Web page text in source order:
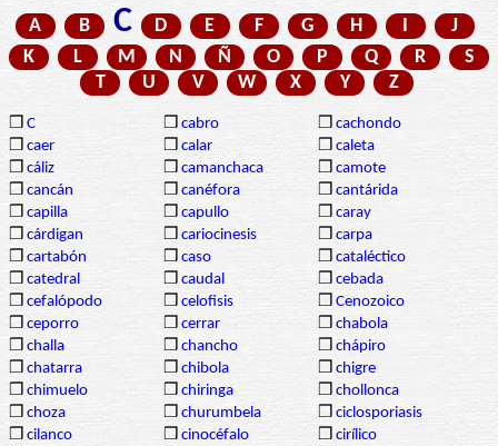
A B C D E F G H I
J
K
L M N Ñ O P Q R
S
T
U V W X Y Z
❒ C ❒ cabro ❒ cachondo
❒ caer ❒ calar ❒ caleta
❒ cáliz ❒ camanchaca ❒ camote
❒ cancán ❒ canéfora ❒ cantárida
❒ capilla ❒ capullo ❒ caray
❒ cárdigan ❒ cariocinesis ❒ carpa
❒ cartabón ❒ caso ❒ cataléctico
❒ catedral ❒ caudal ❒ cebada
❒ cefalópodo ❒ celofisis ❒ Cenozoico
❒ ceporro ❒ cerrar ❒ chabola
❒ challa ❒ chancho ❒ chápiro
❒ chatarra ❒ chibola ❒ chigre
❒ chimuelo ❒ chiringa ❒ chollonca
❒ choza ❒ churumbela ❒ ciclosporiasis
❒ cilanco ❒ cinocéfalo ❒ cirílico